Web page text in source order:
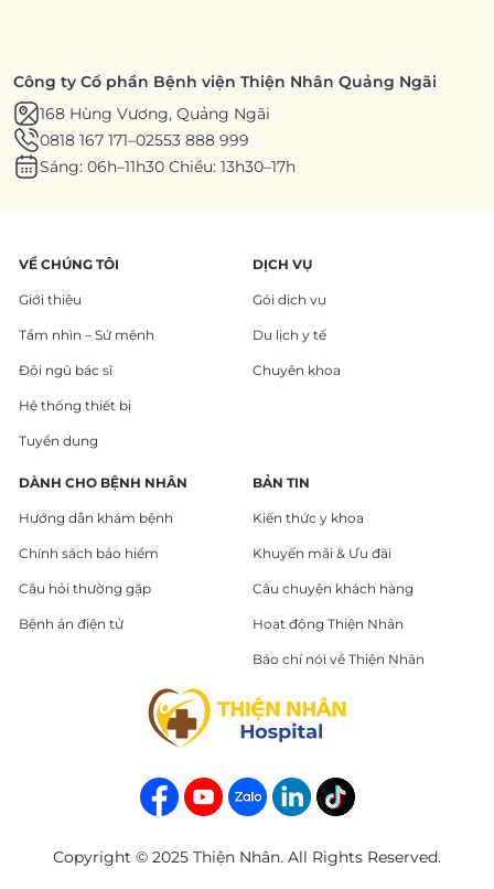
Công ty Cổ phần Bệnh viện Thiện Nhân Quảng Ngãi
168 Hùng Vương, Quảng Ngãi
0818 167 171–02553 888 999
Sáng: 06h–11h30 Chiều: 13h30–17h
VỀ CHÚNG TÔI
Giới thiệu
Tầm nhìn – Sứ mệnh
Đội ngũ bác sĩ
Hệ thống thiết bị
Tuyển dụng
DỊCH VỤ
Gói dịch vụ
Du lịch y tế
Chuyên khoa
DÀNH CHO BỆNH NHÂN
Hướng dẫn khám bệnh
Chính sách bảo hiểm
Câu hỏi thường gặp
Bệnh án điện tử
BẢN TIN
Kiến thức y khoa
Khuyến mãi & Ưu đãi
Câu chuyện khách hàng
Hoạt động Thiện Nhân
Báo chí nói về Thiện Nhân
Copyright © 2025 Thiện Nhân. All Rights Reserved.